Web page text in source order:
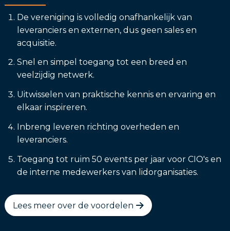
De vereniging is volledig onafhankelijk van
leveranciers en externen, dus geen sales en
acquisitie.
Snel en simpel toegang tot een breed en
veelzijdig netwerk.
Uitwisselen van praktische kennis en ervaring en
elkaar inspireren.
Inbreng leveren richting overheden en
leveranciers.
Toegang tot ruim 50 events per jaar voor CIO's en
de interne medewerkers van lidorganisaties.
Lees meer over de voordelen